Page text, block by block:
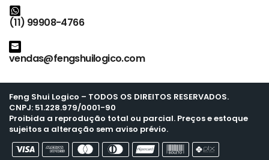
(11) 99908-4766
vendas@fengshuilogico.com
Feng Shui Logico – TODOS OS DIREITOS RESERVADOS.
CNPJ: 51.228.979/0001-90
Proibida a reprodução total ou parcial. Preços e estoque
sujeitos a alteração sem aviso prévio.